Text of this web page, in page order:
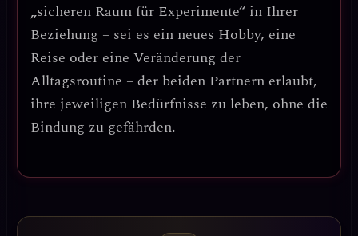
„sicheren Raum für Experimente“ in Ihrer
Beziehung – sei es ein neues Hobby, eine
Reise oder eine Veränderung der
Alltagsroutine – der beiden Partnern erlaubt,
ihre jeweiligen Bedürfnisse zu leben, ohne die
Bindung zu gefährden.